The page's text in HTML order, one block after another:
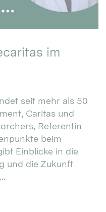
im
seit mehr als 50
Caritas und
Referentin
beim
Einblicke in die
und die Zukunft